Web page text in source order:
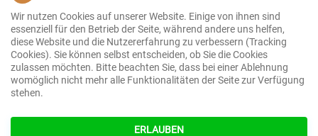
Wir nutzen Cookies auf unserer Website. Einige von ihnen sind
essenziell für den Betrieb der Seite, während andere uns helfen,
diese Website und die Nutzererfahrung zu verbessern (Tracking
Cookies). Sie können selbst entscheiden, ob Sie die Cookies
zulassen möchten. Bitte beachten Sie, dass bei einer Ablehnung
womöglich nicht mehr alle Funktionalitäten der Seite zur Verfügung
stehen.
ERLAUBEN